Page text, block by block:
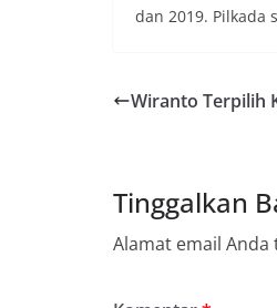
dan 2019. Pilkada
Wiranto Terpilih
Tinggalkan
Alamat email Anda